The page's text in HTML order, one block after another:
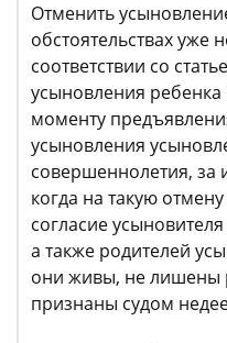
Отменить
обстоятельствах уже
соответствии со
усыновления ребенка
моменту
усыновления
совершеннолетия, за
когда на такую
согласие
а также родителей
они живы, не лишены
признаны судом